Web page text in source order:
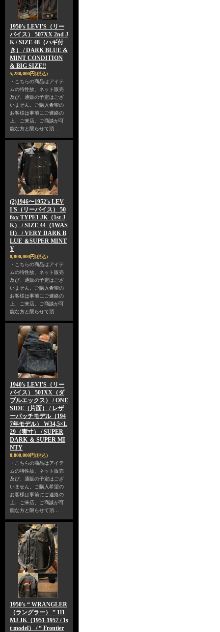
1950's LEVI'S（リー
バイス） 507XX 2nd J
K / SIZE 48（ハギ付
き） / DARK BLUE &
MINT CONDITION
& BIG SIZE!!
5,280,000円(税込)
・こちらの商品はアイテ
ムの特性故、ネット販売
及び、通販の予定はござ
いません。ご購入希望の
お客様は事前にご連絡の
上、ご来店、ご商談が可
能な方と限らせて頂…
(2)1946〜1952's LEV
I'S（リーバイス） 50
6xx TYPE1 JK（1st J
K） / SIZE 44（1WAS
H） / VERY DARK B
LUE ＆SUPER MINT
Y
8,800,000円(税込)
・こちらの商品はアイテ
ムの特性故、ネット販売
及び、通販の予定はござ
いません。ご購入希望の
お客様は事前にご連絡の
上、ご来店、ご商談が可
能な方と限らせて頂…
1940's LEVI'S（リー
バイス） 501XX（ダ
ブルエックス） / ONE
SIDE（片面） / レザ
ーパッチモデル（194
7年モデル） W34,5×L
29（実寸） / SUPER
DARK ＆ SUPER MI
NTY
8,800,000円(税込)
・こちらの商品はアイテ
ムの特性故、ネット販売
及び、通販の予定はござ
いません。ご購入希望の
お客様は事前にご連絡の
上、ご来店、ご商談が可
能な方と限らせて頂…
1950's “ WRANGLER
（ラングラー） ” 111
MJ JK（1951-1957 / 1s
t model） / “ Frontier